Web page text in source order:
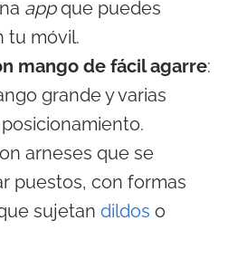
appque puedes
tu móvil.
mango de fácil agarre:
grande y varias
arneses que se
puestos, con formas
sujetan dildos o